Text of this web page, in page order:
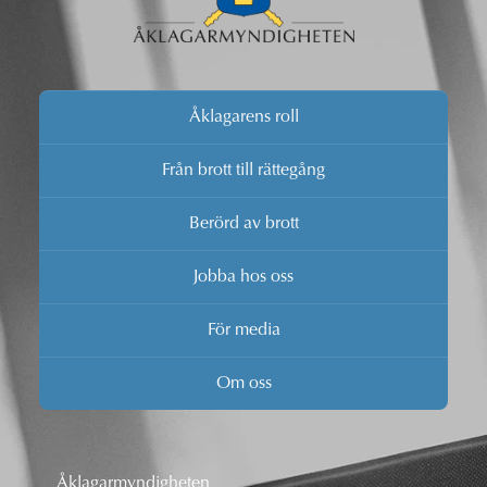
Åklagarens roll
Från brott till rättegång
Berörd av brott
Jobba hos oss
För media
Om oss
Åklagarmyndigheten